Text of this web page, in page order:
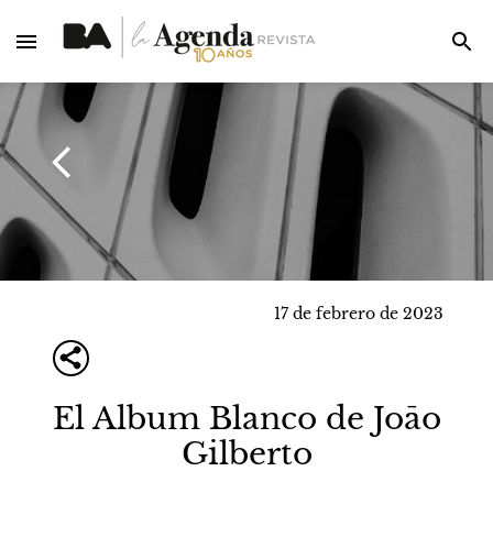
17 de febrero de 2023
El Album Blanco de Joāo
Gilberto